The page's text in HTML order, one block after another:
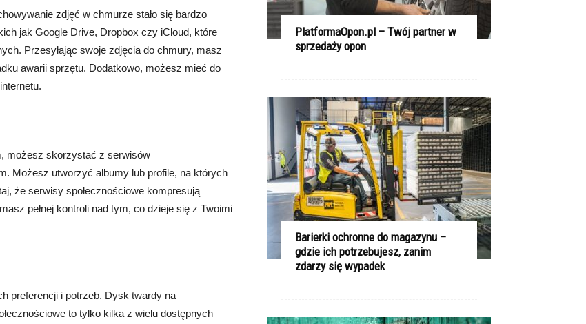
zdjęć w chmurze stało się bardzo
jak Google Drive, Dropbox czy iCloud, które
Przesyłając swoje zdjęcia do chmury, masz
awarii sprzętu. Dodatkowo, możesz mieć do
możesz skorzystać z serwisów
Możesz utworzyć albumy lub profile, na których
że serwisy społecznościowe kompresują
pełnej kontroli nad tym, co dzieje się z Twoimi
preferencji i potrzeb. Dysk twardy na
to tylko kilka z wielu dostępnych
PlatformaOpon.pl – Twój partner w
sprzedaży opon
Barierki ochronne do magazynu –
gdzie ich potrzebujesz, zanim
zdarzy się wypadek